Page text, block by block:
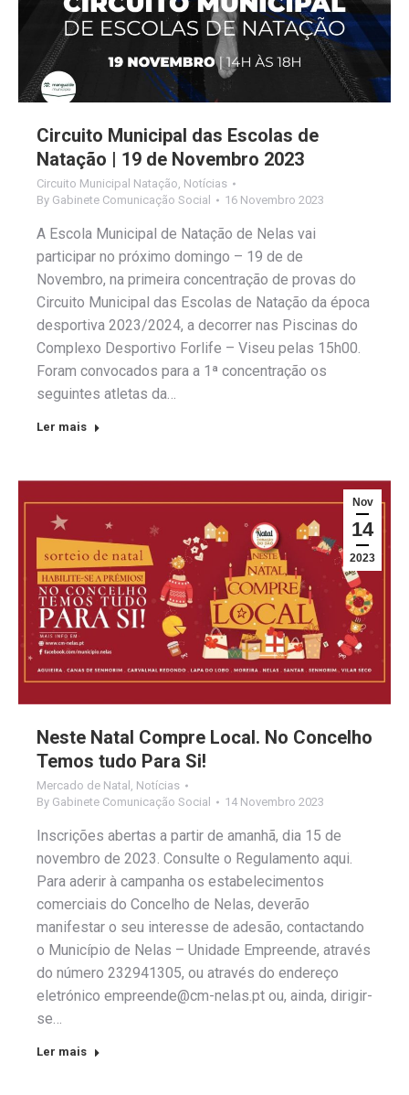
Circuito Municipal das Escolas de
Natação | 19 de Novembro 2023
Circuito Municipal Natação, Notícias
By Gabinete Comunicação Social 16 Novembro 2023
A Escola Municipal de Natação de Nelas vai
participar no próximo domingo – 19 de de
Novembro, na primeira concentração de provas do
Circuito Municipal das Escolas de Natação da época
desportiva 2023/2024, a decorrer nas Piscinas do
Complexo Desportivo Forlife – Viseu pelas 15h00.
Foram convocados para a 1ª concentração os
seguintes atletas da…
Ler mais
Nov
14
2023
Neste Natal Compre Local. No Concelho
Temos tudo Para Si!
Mercado de Natal Notícias
By Gabinete Comunicação Social 14 Novembro 2023
Inscrições abertas a partir de amanhã, dia 15 de
novembro de 2023. Consulte o Regulamento aqui.
Para aderir à campanha os estabelecimentos
comerciais do Concelho de Nelas, deverão
manifestar o seu interesse de adesão, contactando
o Município de Nelas – Unidade Empreende, através
do número 232941305, ou através do endereço
eletrónico empreende@cm-nelas.pt ou, ainda, dirigir-
se…
Ler mais